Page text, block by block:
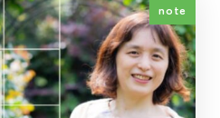
note